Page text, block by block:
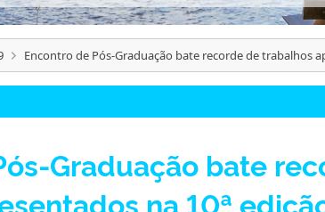
Encontro de Pós-Graduação bate recorde de trabalhos
Graduação bate
na 10ª